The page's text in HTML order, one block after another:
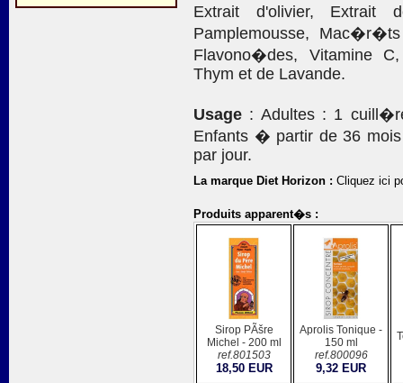
Extrait d'olivier,
Pamplemousse,
Flavono�des, Vitamine
Thym et de Lavande.
Usage : Adultes : 1
Enfants � partir de 36
par jour.
La marque Diet Horizon : Cliquez ici
Produits apparent�s :
Sirop PÃšre
Michel - 200 ml
ref.801503
18,50 EUR
Aprolis Tonique -
150 ml
ref.800096
9,32 EUR